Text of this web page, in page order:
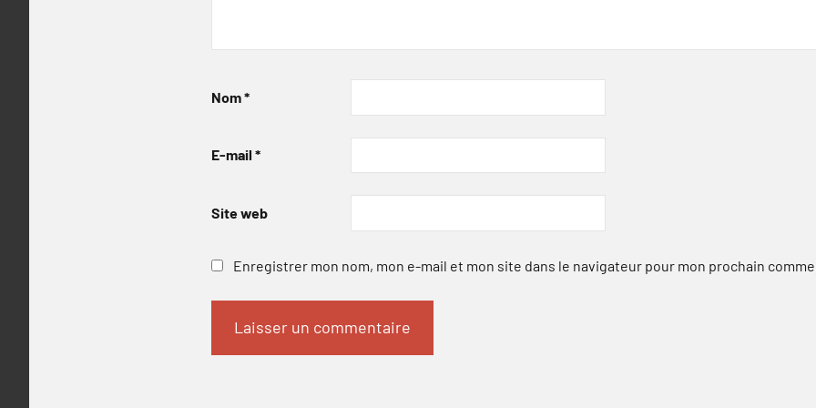
Nom*
E-mail *
Site web
Enregistrer mon nom, mon e-mail et mon site dans le navigateur pour mon prochain